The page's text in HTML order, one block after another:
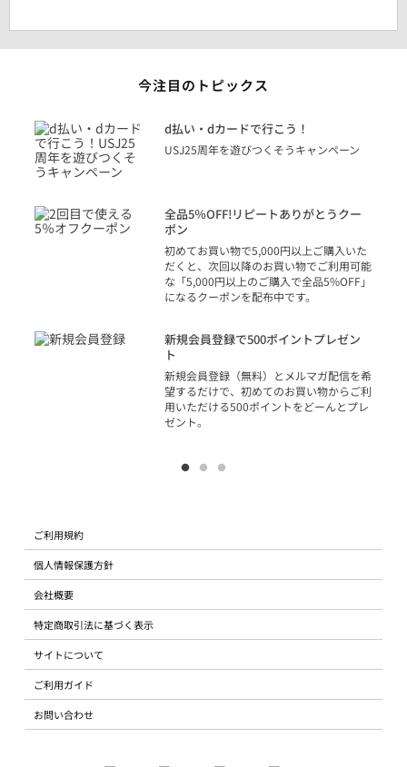
今注目のトピックス
d払い・dカードで行こう！
USJ25周年を遊びつくそうキャンペーン
全品5％OFF!リピートありがとうクー
ポン
初めてお買い物で5,000円以上ご購入いた
だくと、次回以降のお買い物でご利用可能
な「5,000円以上のご購入で全品5%OFF」
になるクーポンを配布中です。
新規会員登録で500ポイントプレゼン
ト
新規会員登録（無料）とメルマガ配信を希
望するだけで、初めてのお買い物からご利
用いただける500ポイントをどーんとプレ
ゼント。
ご利用規約
個人情報保護方針
会社概要
特定商取引法に基づく表示
サイトについて
ご利用ガイド
お問い合わせ